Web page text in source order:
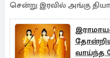
சென்று இரவில் அங்கு
வாய்ந்த